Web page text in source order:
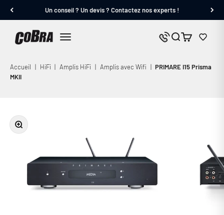
Un conseil ? Un devis ? Contactez nos experts !
Cobra.fr
Nous contacter
Panier
Accueil | HiFi | Amplis HiFi | Amplis avec Wifi | PRIMARE I15 Prisma
MKII
Zoomer sur l'image